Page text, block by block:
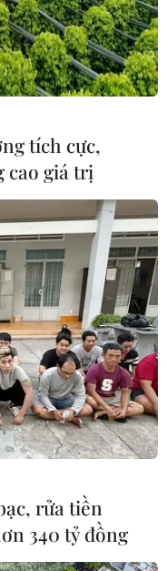
tích cực,
cao giá trị
rửa tiền
340 tỷ đồng